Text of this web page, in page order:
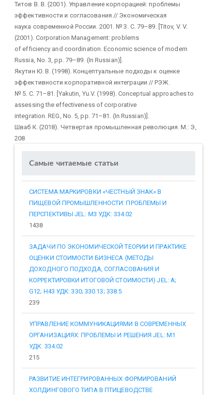
Титов В. В. (2001). Управление корпорацией: проблемы
эффективности и согласования // Экономическая
наука современной России. 2001. № 3. С. 79–89. [Titov, V. V.
(2001). Corporation Management: problems
of efficiency and coordination. Economic science of modern
Russia, No. 3, pp. 79–89. (In Russian)].
Якутин Ю. В. (1998). Концептуальные подходы к оценке
эффективности корпоративной интеграции // РЭЖ.
№ 5. С. 71–81. [Yakutin, Yu.V. (1998). Conceptual approaches to
assessing the effectiveness of corporative
integration. REG, No. 5, pp. 71–81. (In Russian)].
Шваб К. (2018). Четвертая промышленная революция. М.: Э,
208
Самые читаемые статьи
СИСТЕМА МАРКИРОВКИ «ЧЕСТНЫЙ ЗНАК» В
ПИЩЕВОЙ ПРОМЫШЛЕННОСТИ: ПРОБЛЕМЫ И
ПЕРСПЕКТИВЫ JEL: M3 УДК: 334.02
1438
ЗАДАЧИ ПО ЭКОНОМИЧЕСКОЙ ТЕОРИИ И ПРАКТИКЕ
ОЦЕНКИ СТОИМОСТИ БИЗНЕСА (МЕТОДЫ
ДОХОДНОГО ПОДХОДА, СОГЛАСОВАНИЯ И
КОРРЕКТИРОВКИ ИТОГОВОЙ СТОИМОСТИ) JEL: A;
G12; H43 УДК: 330; 330.13; 338.5
239
УПРАВЛЕНИЕ КОММУНИКАЦИЯМИ В СОВРЕМЕННЫХ
ОРГАНИЗАЦИЯХ: ПРОБЛЕМЫ И РЕШЕНИЯ JEL: M1
УДК: 334.02
215
РАЗВИТИЕ ИНТЕГРИРОВАННЫХ ФОРМИРОВАНИЙ
ХОЛДИНГОВОГО ТИПА В ПТИЦЕВОДСТВЕ